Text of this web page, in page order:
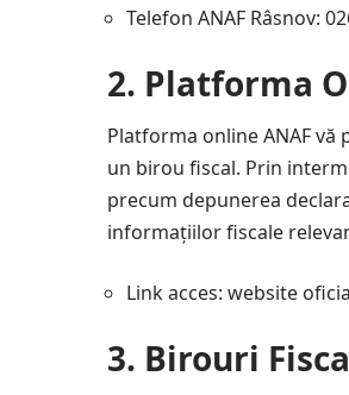
Telefon ANAF Râsnov:
2. Platforma
Platforma online ANAF
un birou fiscal. Prin
precum depunerea
informațiilor fiscale
Link acces:website
3. Birouri